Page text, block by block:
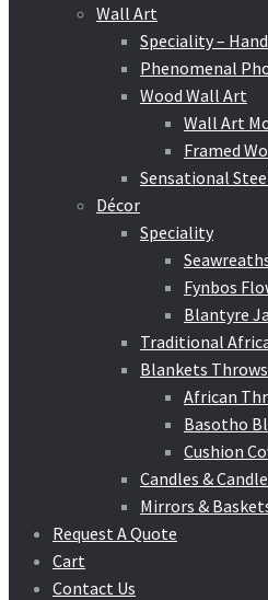
Wall Art
Speciality –
Phenomenal
Wood Wall Art
Wall Art
Framed
Sensational
Décor
Speciality
Fynbos
Blantyre
Traditional
Blankets
African
Basotho
Cushion
Candles &
Mirrors &
Request A Quote
Cart
Contact Us